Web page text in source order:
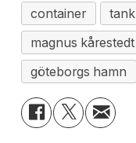
container tank
magnus kårestedt
göteborgs hamn